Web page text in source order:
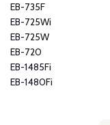
EB-735F
EB-725Wi
EB-725W
EB-720
EB-1485Fi
EB-1480Fi